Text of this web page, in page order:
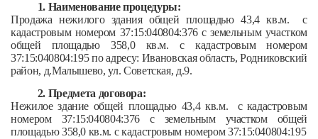
1. Наименование процедуры:
Продажа нежилого здания общей площадью 43,4 кв.м. с
кадастровым номером 37:15:040804:376 с земельным участком
общей площадью 358,0 кв.м. с кадастровым номером
37:15:040804:195 по адресу: Ивановская область, Родниковский
район, д.Малышево, ул. Советская, д.9.
2. Предмета договора:
Нежилое здание общей площадью 43,4 кв.м. с кадастровым
номером 37:15:040804:376 с земельным участком общей
площадью 358,0 кв.м. с кадастровым номером 37:15:040804:195